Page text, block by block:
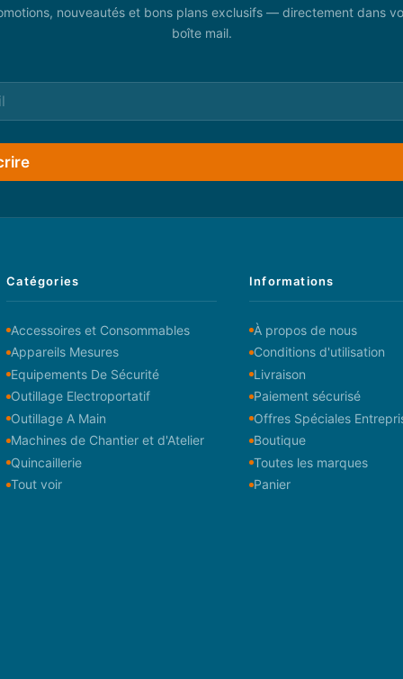
nouveautés et bons plans exclusifs — directement dans
boîte mail.
Catégories
Accessoires et Consommables
Appareils Mesures
Equipements De Sécurité
Outillage Electroportatif
Outillage A Main
Machines de Chantier et d'Atelier
Quincaillerie
Tout voir
Informations
À propos de nous
Conditions d'utilisation
Livraison
Paiement sécurisé
Offres Spéciales
Boutique
Toutes les marques
Panier